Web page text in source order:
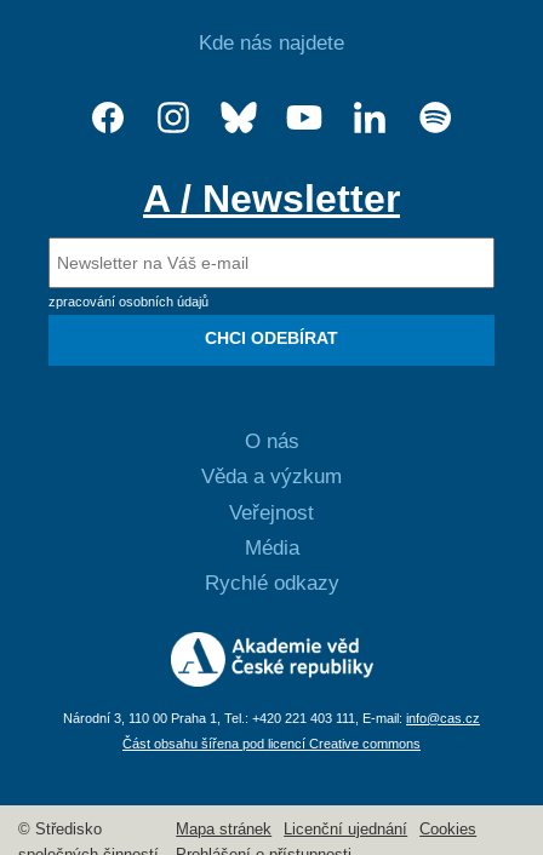
Kde nás najdete
A / Newsletter
zpracování osobních údajů
CHCI ODEBÍRAT
O nás
Věda a výzkum
Veřejnost
Média
Rychlé odkazy
Národní 3, 110 00 Praha 1, Tel.: +420 221 403 111, E-mail: info@cas.cz
Část obsahu šířena pod licencí Creative commons
© Středisko
Mapa stránek Licenční ujednání
Cookies